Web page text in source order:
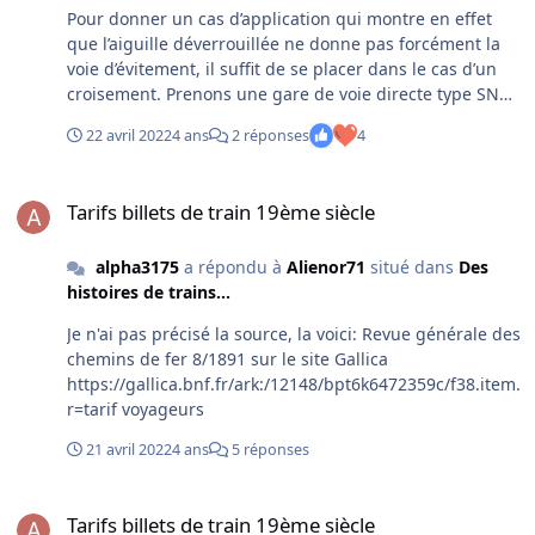
cinquantenaire de l'entrée avec notre instructeur des
gares écoles et une nouvelle fois cette année dans notre
cinquante et unième anniversaire d'embauche. Que de
bons souvenirs de cette période sauf peut-être les cours
par correspondance de formation générale (CNED) qui
fallait suivre en plus de toute la documentation SNCF
hautes doses.
Pour donner un cas d’application qui montre en effet
que l’aiguille déverrouillée ne donne pas forcément la
voie d’évitement, il suffit de se placer dans le cas d’un
croisement. Prenons une gare de voie directe type SNCF
avec une signalisation mécanique (il ne doit plus y en
avoir beaucoup mais je suis un peu nostalgique de ce
serrure centrale. Première action : confirmer la
sens en récupérant sur les serrures des 4 leviers les
clés correspondantes qu’il introduisait à la serrure
centrale les clés des deux verrous des deux aiguilles
donnant accès à la voie principale et à la voie déviée.
Introduire ces clés dans les serrures des deux leviers
des verrous correspondants. Troisième action :
renverser les deux leviers de verrous. La manœuvre de
Quatrième action : récupérer la clé du verrou de
22 avril 20224 ans 2 réponses 4
Tarifs billets de train 19ème siècle
alpha3175a répondu à Alienor71 situé dans Des
histoires de trains...
Je n'ai pas précisé la source, la voici: Revue générale des
chemins de fer 8/1891 sur le site Gallica
https://gallica.bnf.fr/ark:/12148/bpt6k6472359c/f38.item.
r=tarif voyageurs
21 avril 20224 ans 5 réponses
Tarifs billets de train 19ème siècle